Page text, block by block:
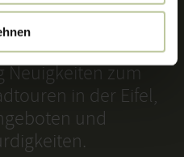
liefern wir
Neuigkeiten zum
in der Eifel,
und